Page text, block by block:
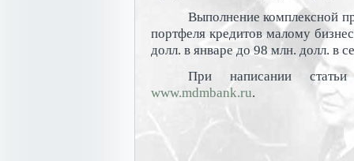
Выполнение комплексной
портфеля кредитов малому
долл. в январе до 98 млн. долл. в
При написании
www.mdmbank.ru.